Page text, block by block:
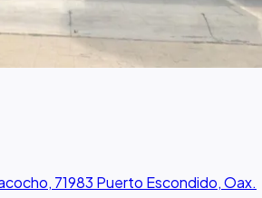
71983 Puerto Escondido, Oax.